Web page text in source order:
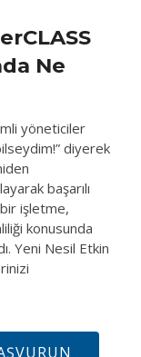
Ne
yöneticiler
diyerek
başarılı
bir işletme,
konusunda
Yeni Nesil Etkin